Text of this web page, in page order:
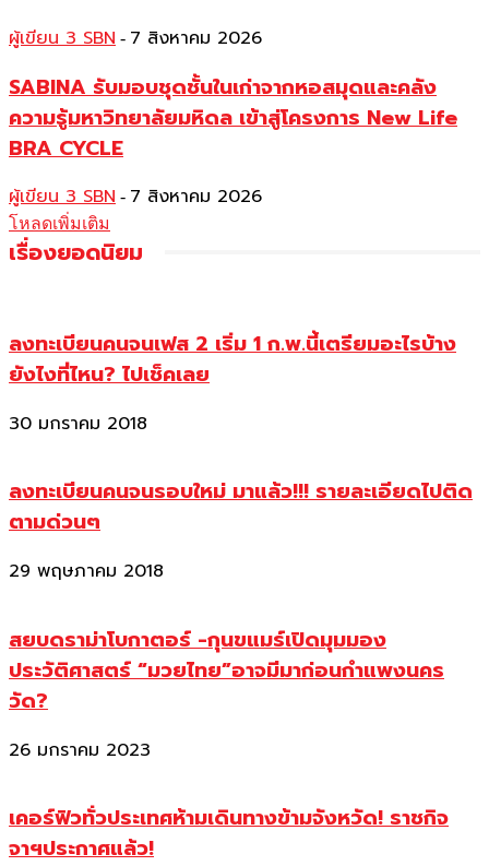
ผู้เขียน 3 SBN - 7 สิงหาคม 2026
SABINA รับมอบชุดชั้นในเก่าจากหอสมุดและคลัง
ความรู้มหาวิทยาลัยมหิดล เข้าสู่โครงการ New Life
BRA CYCLE
ผู้เขียน 3 SBN - 7 สิงหาคม 2026
โหลดเพิ่มเติม
เรื่องยอดนิยม
ลงทะเบียนคนจนเฟส 2 เริ่ม 1 ก.พ.นี้เตรียมอะไรบ้าง
ยังไงที่ไหน? ไปเช็คเลย
30 มกราคม 2018
ลงทะเบียนคนจนรอบใหม่ มาแล้ว!!! รายละเอียดไปติด
ตามด่วนๆ
29 พฤษภาคม 2018
สยบดราม่าโบกาตอร์ -กุนขแมร์เปิดมุมมอง
ประวัติศาสตร์ “มวยไทย”อาจมีมาก่อนกำแพงนคร
วัด?
26 มกราคม 2023
เคอร์ฟิวทั่วประเทศห้ามเดินทางข้ามจังหวัด! ราชกิจ
จาฯประกาศแล้ว!